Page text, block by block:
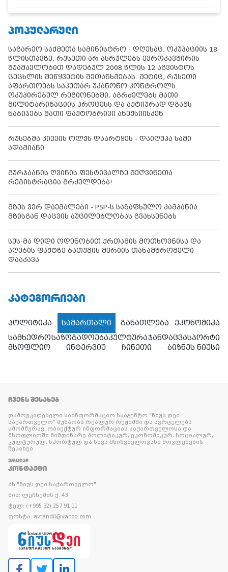
ᲞᲝᲞᲣᲚᲐᲠᲣᲚᲘ
საგარეო საქმეთა სამინისტრო - დღესაც, ოკუპაციის 18
წლისთავზე, რუსეთი არ ასრულებს ევროკავშირის
შუამავლობით დადებულ 2008 წლის 12 აგვისტოს
ცეცხლის შეწყვეტის შეთანხმებას. მეტიც, რუსეთი
აფართოებს საკუთარ უკანონო კონტროლს
ოკუპირებულ რეგიონებში, აგრძელებს მათი
მილიტარიზაციის პროცესს და აქტიურად დგამს
ნაბიჯებს მათი ფაქტობრივი ანექსიისკენ
რუსებმა კიევის ოლქს დაარტყეს - დაიღუპა სამი
ადამიანი
გურჯაანის ღვინის ფესტივალზე მეღვინეთა
რეგისტრაცია გრძელდება!
მზეს ვერ დაემალები - PSP-ს საზაფხულო კამპანია
მზისგან დაცვის აუცილებლობას გვახსენებს
სუს-მა დიდი ოდენობით ქრთამის მოთხოვნისა და
აღების ფაქტზე ბათუმის მერიის თანამშრომელი
დააკავა
ᲙᲐᲢᲔᲒᲝᲠᲘᲔᲑᲘ
პოლიტიკა სამართალი განათლება
ეკონომიკა
სამხედროსაზოგადოებაკულტურაჯანდაცვასპორტი
მსოფლიო
ინტერვიუ ჩინეთი ბიზნეს ნიუსი
ᲩᲕᲔᲜᲡ ᲨᲔᲡᲐᲮᲔᲑ
დამოუკიდებელი საინფორმაციო სააგენტო “ნიუს დეი
საქართველო” მუშაობს რეალურ რეჟიმში და ავრცელებს
ამომწურავ, ობიექტურ ინფორმაციას საქართველოსა და
მსოფლიოში მიმდინარე პოლიტიკურ, ეკონომიკურ, სოციალურ,
კულტურულ, სპორტულ და სხვა მნიშვნელოვანი მოვლენების
შესახებ.
ᲕᲠᲪᲚᲐᲓ
ᲙᲝᲜᲢᲐᲥᲢᲘ
პს "ნიუს დეი საქართველო"
მის: ლეჩხუმის ქ. 43
ტელ: (+995 32) 257 91 11
ფოსტა: avtandil@yahoo.com